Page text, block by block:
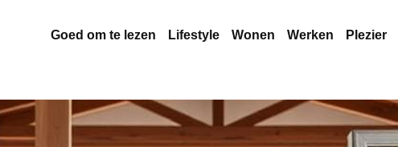
Goed om te lezen Lifestyle Wonen Werken Plezier